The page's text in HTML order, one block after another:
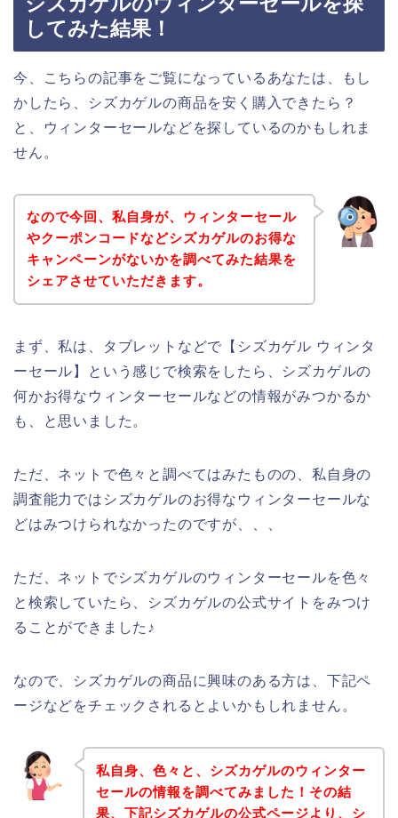
してみた結果！
今、こちらの記事をご覧になっているあなたは、もし
かしたら、シズカゲルの商品を安く購入できたら？
と、ウィンターセールなどを探しているのかもしれま
せん。
なので今回、私自身が、ウィンターセール
やクーポンコードなどシズカゲルのお得な
キャンペーンがないかを調べてみた結果を
シェアさせていただきます。
まず、私は、タブレットなどで【シズカゲル ウィンタ
ーセール】という感じで検索をしたら、シズカゲルの
何かお得なウィンターセールなどの情報がみつかるか
も、と思いました。
ただ、ネットで色々と調べてはみたものの、私自身の
調査能力ではシズカゲルのお得なウィンターセールな
どはみつけられなかったのですが、、、
ただ、ネットでシズカゲルのウィンターセールを色々
と検索していたら、シズカゲルの公式サイトをみつけ
ることができました♪
なので、シズカゲルの商品に興味のある方は、下記ペ
ージなどをチェックされるとよいかもしれません。
私自身、色々と、シズカゲルのウィンター
セールの情報を調べてみました！その結
果、下記シズカゲルの公式ページより、シ